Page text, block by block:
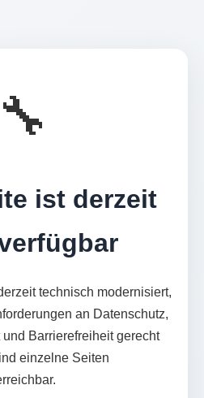
🔧
ist derzeit
technisch modernisiert,
an Datenschutz,
und Barrierefreiheit gerecht
einzelne Seiten